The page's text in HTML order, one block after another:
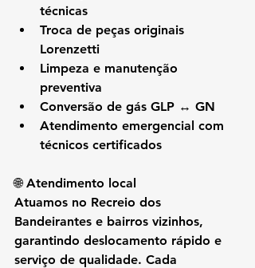
técnicas
Troca de peças originais
Lorenzetti
Limpeza e manutenção
preventiva
Conversão de gás GLP ↔ GN
Atendimento emergencial com
técnicos certificados
🌐 Atendimento local
Atuamos no Recreio dos
Bandeirantes e bairros vizinhos,
garantindo deslocamento rápido e
serviço de qualidade. Cada